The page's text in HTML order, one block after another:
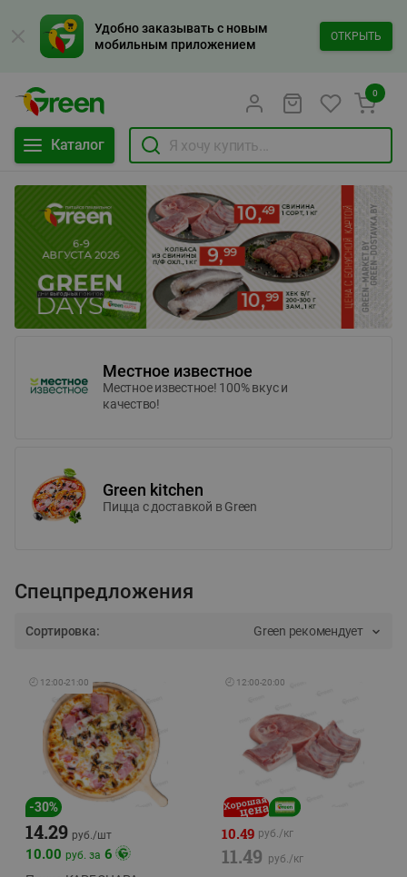
Удобно заказывать с новым
мобильным приложением
ОТКРЫТЬ
Каталог
0
Местное известное
Местное известное! 100% вкус и
качество!
Green kitchen
Пицца c доставкой в Green
Спецпредложения
Сортировка: Green рекомендует
🕘 12:00-21:00
-30%
14.29 руб./шт
10.00 руб. за 6
🕘 12:00-20:00
10.49 руб./кг
11.49 руб./кг